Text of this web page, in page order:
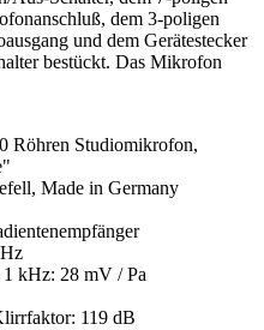
dem 3-poligen
und dem Gerätestecker
bestückt. Das Mikrofon
Röhren Studiomikrofon,
Made in Germany
1 kHz: 28 mV / Pa
119 dB